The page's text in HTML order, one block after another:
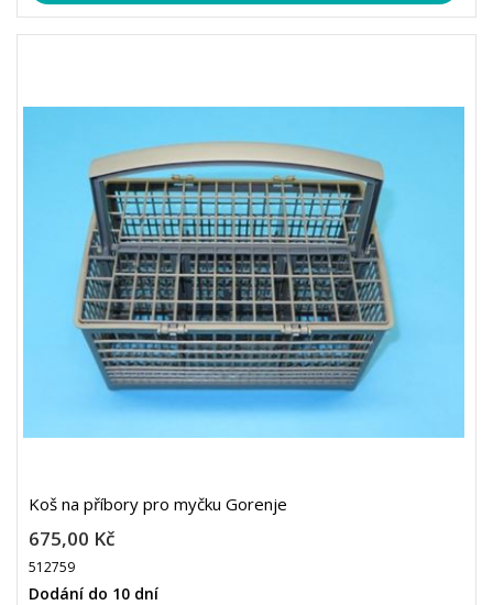
Koš na příbory pro myčku Gorenje
675,00 Kč
512759
Dodání do 10 dní